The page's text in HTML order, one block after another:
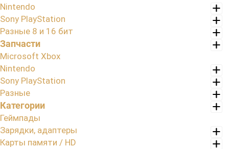
Nintendo
Sony PlayStation
Разные 8 и 16 бит
Запчасти
Microsoft Xbox
Nintendo
Sony PlayStation
Разные
Категории
Геймпады
Зарядки, адаптеры
Карты памяти / HD